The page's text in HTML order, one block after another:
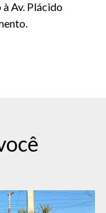
Av. Plácido